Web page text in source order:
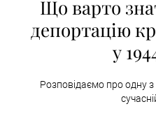
Що варто
депортацію
у
Розповідаємо про одну з